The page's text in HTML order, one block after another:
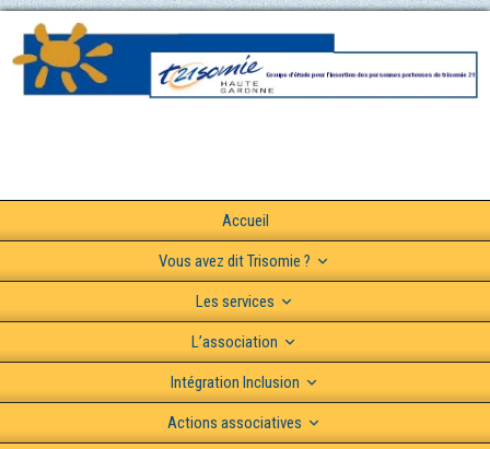
Accueil
Vous avez dit Trisomie ?
Les services
L’association
Intégration Inclusion
Actions associatives